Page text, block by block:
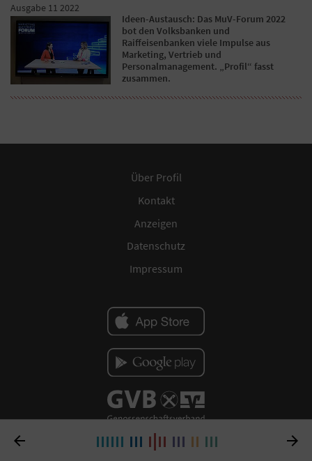
Ausgabe 11 2022
Ideen-Austausch: Das MuV-Forum 2022
bot den Volksbanken und
Raiffeisenbanken viele Impulse aus
Marketing, Vertrieb und
Personalmanagement. „Profil“ fasst
zusammen.
 
Über Profil
Kontakt
Anzeigen
Datenschutz
Impressum